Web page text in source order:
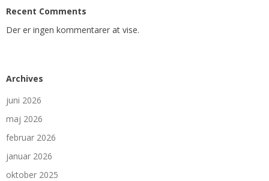
Recent Comments
Der er ingen kommentarer at vise.
Archives
juni 2026
maj 2026
februar 2026
januar 2026
oktober 2025